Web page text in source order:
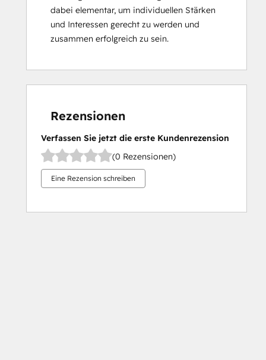
dabei elementar, um individuellen Stärken
und Interessen gerecht zu werden und
zusammen erfolgreich zu sein.
Rezensionen
Verfassen Sie jetzt die erste Kundenrezension
(0 Rezensionen)
Eine Rezension schreiben